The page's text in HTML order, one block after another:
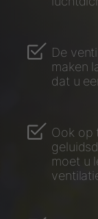
De
maken
dat u
Ook op
moet u